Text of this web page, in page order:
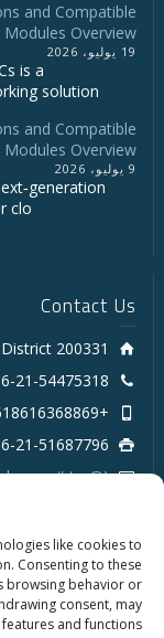
like cookies to
Consenting to these
browsing behavior or
consent, may
and functions.
and Compatible
Modules Overview
19 يوليو، 2026
is a
solution...
and Compatible
Modules Overview
9 يوليو، 2026
Contact Us
200331
21-54475318
+8618616368869
21-51687796
# to @)
TELECOM TECH.